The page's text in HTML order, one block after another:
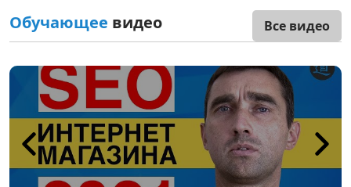
Обучающее видео Все видео